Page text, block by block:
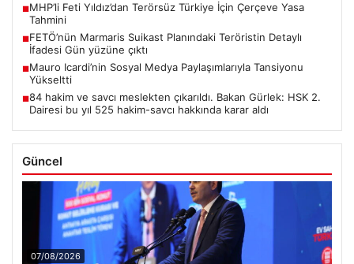
■MHP’li Feti Yıldız’dan Terörsüz Türkiye İçin Çerçeve Yasa
Tahmini
■FETÖ’nün Marmaris Suikast Planındaki Teröristin Detaylı
İfadesi Gün yüzüne çıktı
■Mauro Icardi’nin Sosyal Medya Paylaşımlarıyla Tansiyonu
Yükseltti
■84 hakim ve savcı meslekten çıkarıldı. Bakan Gürlek: HSK 2.
Dairesi bu yıl 525 hakim-savcı hakkında karar aldı
Güncel
07/08/2026